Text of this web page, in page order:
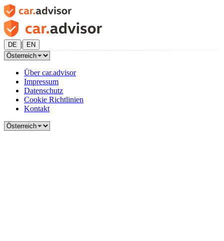
DE | EN
Über car.advisor
Impressum
Datenschutz
Cookie Richtlinien
Kontakt